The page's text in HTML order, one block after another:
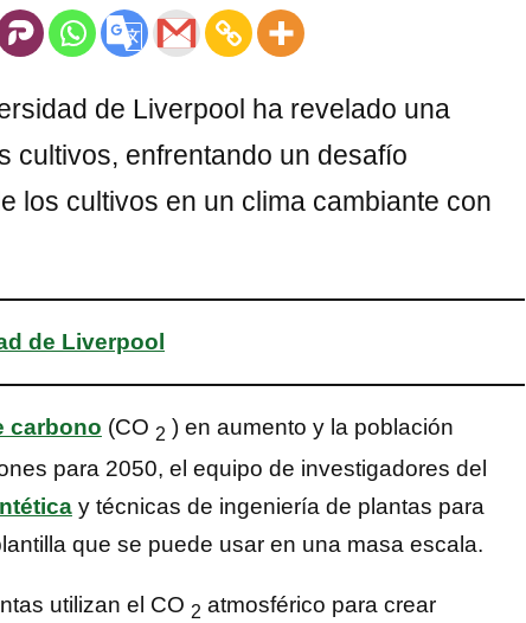
de Liverpool ha revelado una
cultivos, enfrentando un desafío
los cultivos en un clima cambiante con
de Liverpool
carbono (CO 2 ) en aumento y la población
para 2050, el equipo de investigadores del
y técnicas de ingeniería de plantas para
que se puede usar en una masa escala.
utilizan el CO 2 atmosférico para crear